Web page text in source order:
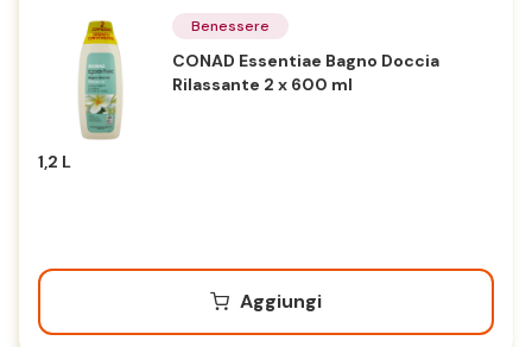
Benessere
CONAD Essentiae Bagno Doccia
Rilassante 2 x 600 ml
1,2 L
Aggiungi